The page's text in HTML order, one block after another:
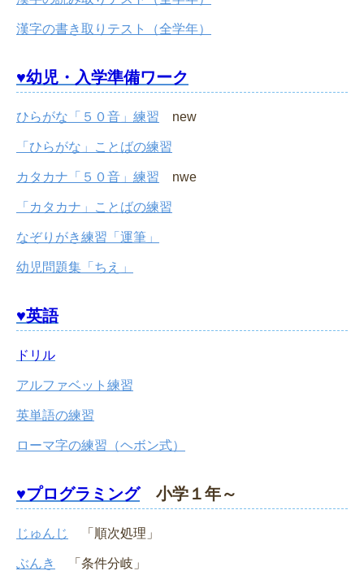
漢字の書き取りテスト（全学年）
♥幼児・入学準備ワーク
ひらがな「５０音」練習 new
「ひらがな」ことばの練習
カタカナ「５０音」練習 nwe
「カタカナ」ことばの練習
なぞりがき練習「運筆」
幼児問題集「ちえ」
♥英語
ドリル
アルファベット練習
英単語の練習
ローマ字の練習（ヘボン式）
♥プログラミング小学１年～
じゅんじ 「順次処理」
ぶんき 「条件分岐」